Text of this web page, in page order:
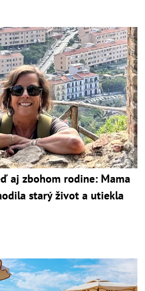
aj zbohom rodine: Mama
starý život a utiekla